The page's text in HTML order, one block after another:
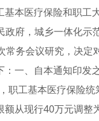
本医疗保险和职
府，城乡一体化
常务会议研究，决
一、自本通知印
职工基本医疗保险
从现行40万元调